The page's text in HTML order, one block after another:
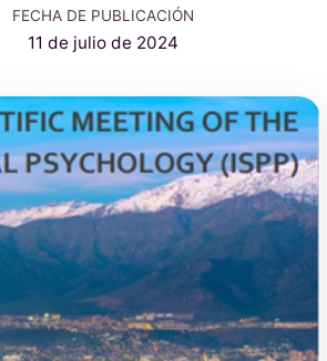
FECHA DE PUBLICACIÓN
11 de julio de 2024